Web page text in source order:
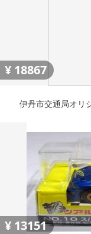
¥ 18867
伊丹市交通局オリ
¥ 13151